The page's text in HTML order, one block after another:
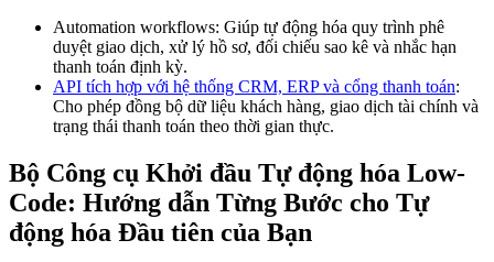
Automation workflows: Giúp tự động hóa quy trình phê
duyệt giao dịch, xử lý hồ sơ, đối chiếu sao kê và nhắc hạn
thanh toán định kỳ.
API tích hợp với hệ thống CRM, ERP và cổng thanh toán:
Cho phép đồng bộ dữ liệu khách hàng, giao dịch tài chính và
trạng thái thanh toán theo thời gian thực.
Bộ Công cụ Khởi đầu Tự động hóa Low-
Code: Hướng dẫn Từng Bước cho Tự
động hóa Đầu tiên của Bạn